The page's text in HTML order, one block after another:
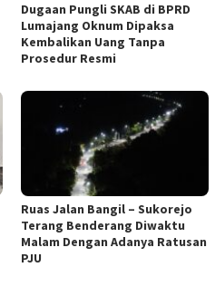
Dugaan Pungli SKAB di BPRD
Lumajang Oknum Dipaksa
Kembalikan Uang Tanpa
Prosedur Resmi
Ruas Jalan Bangil – Sukorejo
Terang Benderang Diwaktu
Malam Dengan Adanya Ratusan
PJU